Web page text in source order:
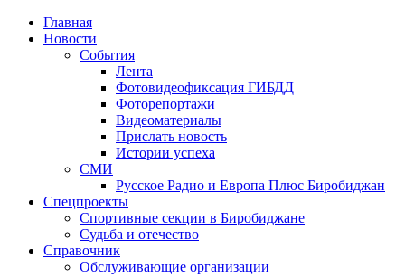
Главная
Новости
События
Лента
Фотовидеофиксация ГИБДД
Фоторепортажи
Видеоматериалы
Прислать новость
Истории успеха
СМИ
Русское Радио и Европа Плюс Биробиджан
Спецпроекты
Спортивные секции в Биробиджане
Судьба и отечество
Справочник
Обслуживающие организации